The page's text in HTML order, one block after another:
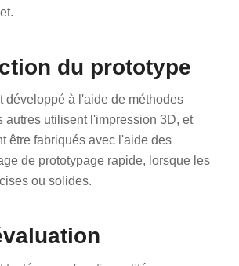
du prototype
développé à l'aide de méthodes
autres utilisent l'impression 3D, et
être fabriqués avec l'aide des
de prototypage rapide, lorsque les
ou solides.